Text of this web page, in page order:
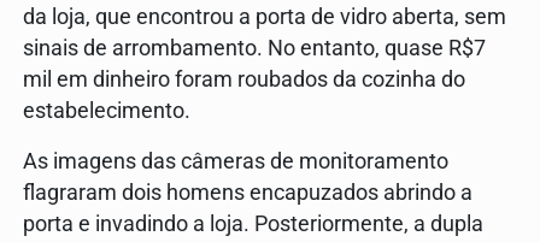
da loja, que encontrou a porta de vidro aberta, sem
sinais de arrombamento. No entanto, quase R$7
mil em dinheiro foram roubados da cozinha do
estabelecimento.
As imagens das câmeras de monitoramento
flagraram dois homens encapuzados abrindo a
porta e invadindo a loja. Posteriormente, a dupla